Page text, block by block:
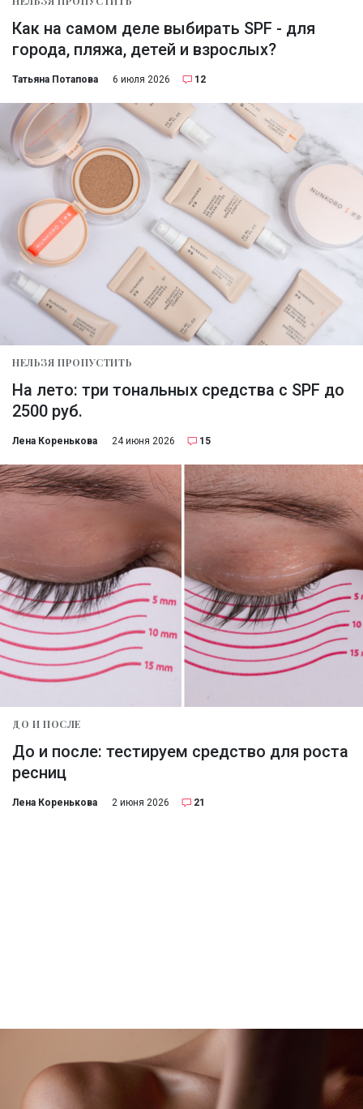
Как на самом деле выбирать SPF - для
города, пляжа, детей и взрослых?
Татьяна Потапова 6 июля 2026 12
НЕЛЬЗЯ ПРОПУСТИТЬ
На лето: три тональных средства с SPF до
2500 руб.
Лена Коренькова 24 июня 2026 15
ДО И ПОСЛЕ
До и после: тестируем средство для роста
ресниц
Лена Коренькова 2 июня 2026 21